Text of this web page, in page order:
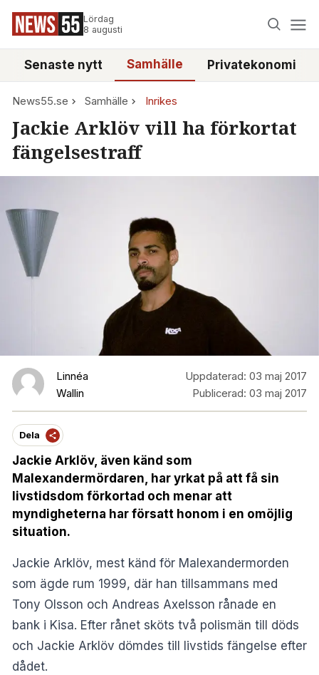
Lördag
8 augusti
Senaste nytt Samhälle Privatekonomi
News55.se Samhälle Inrikes
Jackie Arklöv vill ha förkortat
fängelsestraff
Linnéa
Wallin
Uppdaterad: 03 maj 2017
Publicerad: 03 maj 2017
Dela
Jackie Arklöv, även känd som
Malexandermördaren, har yrkat på att få sin
livstidsdom förkortad och menar att
myndigheterna har försatt honom i en omöjlig
situation.
Jackie Arklöv, mest känd för Malexandermorden
som ägde rum 1999, där han tillsammans med
Tony Olsson och Andreas Axelsson rånade en
bank i Kisa. Efter rånet sköts två polismän till döds
och Jackie Arklöv dömdes till livstids fängelse efter
dådet.